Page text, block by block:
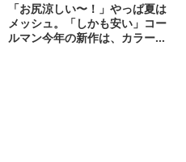
「お尻涼しい〜！」やっぱ夏は
メッシュ。「しかも安い」コー
ルマン今年の新作は、カラーも